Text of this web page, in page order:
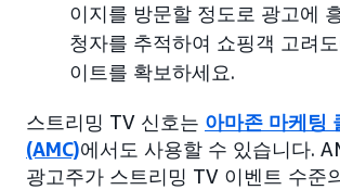
이지를 방문할 정도로 광고에
청자를 추적하여 쇼핑객 고려
이트를 확보하세요.
스트리밍 TV 신호는 아마존 마케팅
(AMC)에서도 사용할 수 있습니다.
광고주가 스트리밍 TV 이벤트 수준